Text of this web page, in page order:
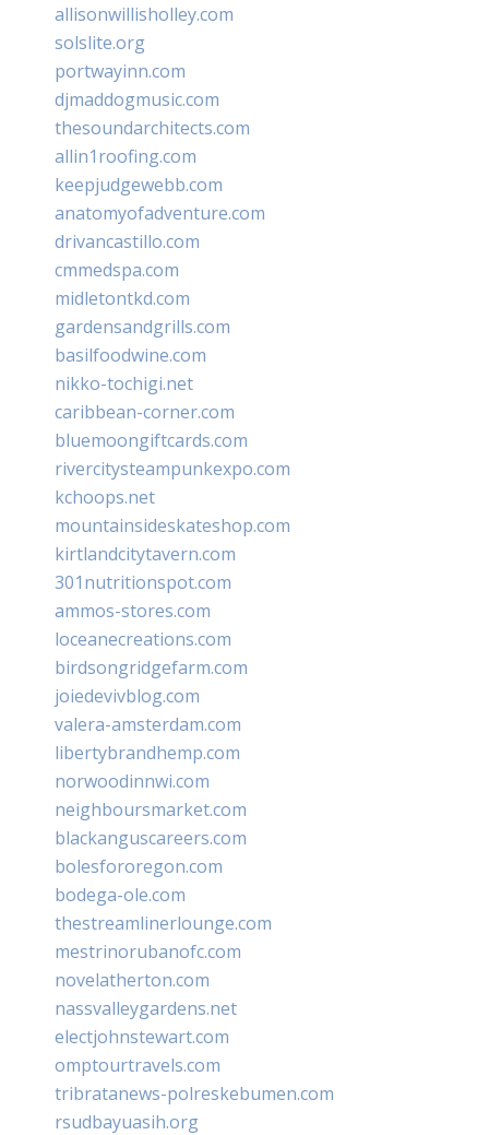
allisonwillisholley.com
solslite.org
portwayinn.com
djmaddogmusic.com
thesoundarchitects.com
allin1roofing.com
keepjudgewebb.com
anatomyofadventure.com
drivancastillo.com
cmmedspa.com
midletontkd.com
gardensandgrills.com
basilfoodwine.com
nikko-tochigi.net
caribbean-corner.com
bluemoongiftcards.com
rivercitysteampunkexpo.com
kchoops.net
mountainsideskateshop.com
kirtlandcitytavern.com
301nutritionspot.com
ammos-stores.com
loceanecreations.com
birdsongridgefarm.com
joiedevivblog.com
valera-amsterdam.com
libertybrandhemp.com
norwoodinnwi.com
neighboursmarket.com
blackanguscareers.com
bolesfororegon.com
bodega-ole.com
thestreamlinerlounge.com
mestrinorubanofc.com
novelatherton.com
nassvalleygardens.net
electjohnstewart.com
omptourtravels.com
tribratanews-polreskebumen.com
rsudbayuasih.org